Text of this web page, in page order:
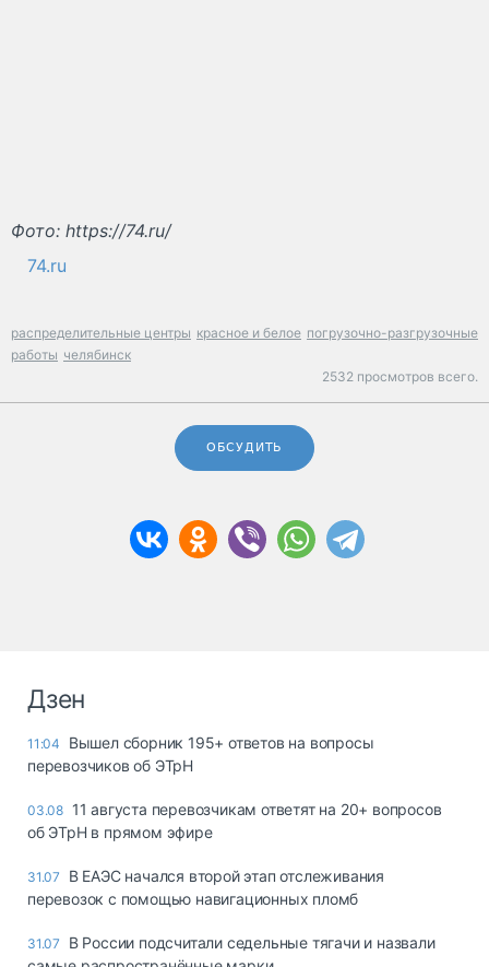
Фото: https://74.ru/
74.ru
распределительные центры красное и белое погрузочно-разгрузочные
работы челябинск
2532 просмотров всего.
ОБСУДИТЬ
Дзен
11:04
Вышел сборник 195+ ответов на вопросы
перевозчиков об ЭТрН
03.08 11 августа перевозчикам ответят на 20+ вопросов
об ЭТрН в прямом эфире
31.07
В ЕАЭС начался второй этап отслеживания
перевозок с помощью навигационных пломб
31.07
В России подсчитали седельные тягачи и назвали